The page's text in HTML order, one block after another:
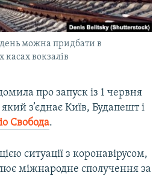
можна придбати в
вокзалів
про запуск із 1 червня
з’єднає Київ, Будапешт і
Свобода.
ситуації з коронавірусом,
міжнародне сполучення за